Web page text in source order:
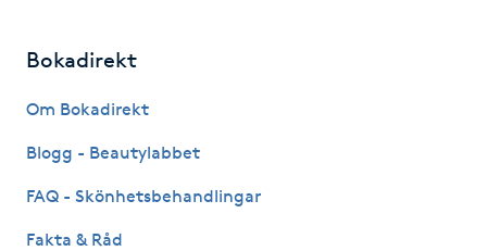
Hårförlängning
Hårvård
Bokadirekt
Om Bokadirekt
Blogg - Beautylabbet
FAQ - Skönhetsbehandlingar
Fakta & Råd